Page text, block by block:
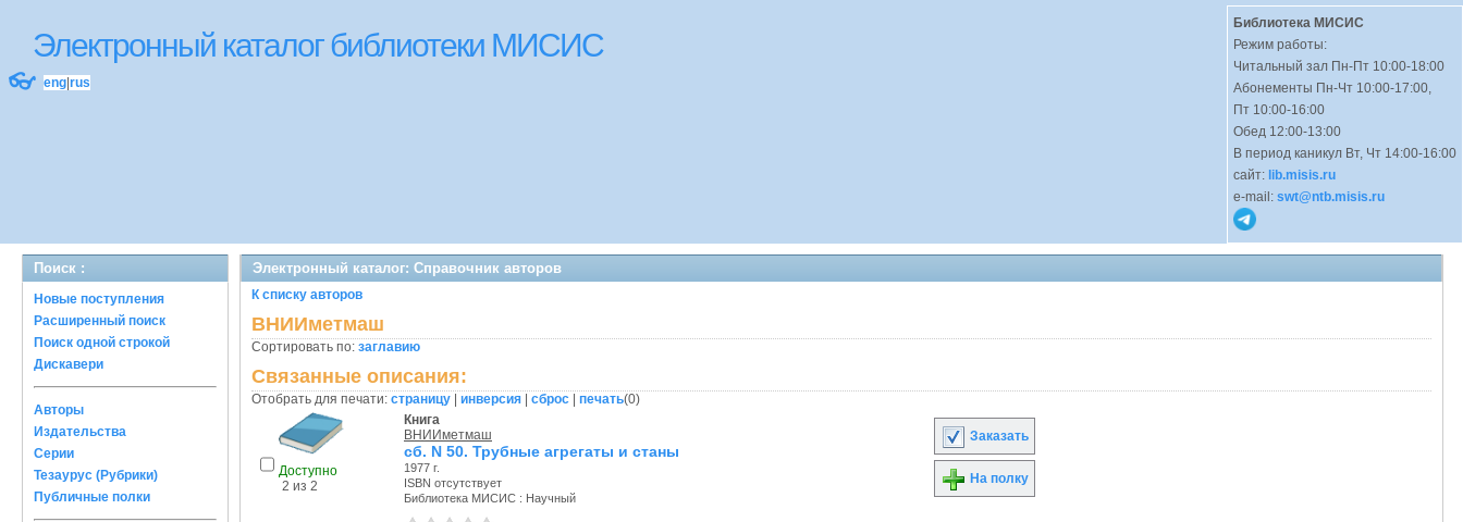
Электронный каталог библиотеки МИСИС
👓 eng rus
Библиотека МИСИС
Режим работы:
Читальный зал Пн-Пт 10:00-18:00
Абонементы Пн-Чт 10:00-17:00,
Пт 10:00-16:00
Обед 12:00-13:00
В период каникул Вт, Чт 14:00-16:00
сайт: lib.misis.ru
e-mail: swt@ntb.misis.ru
Поиск :
Новые поступления
Расширенный поиск
Поиск одной строкой
Дискавери
Авторы
Издательства
Серии
Тезаурус (Рубрики)
Публичные полки
Электронный каталог: Справочник авторов
К списку авторов
ВНИИметмаш
Сортировать по: заглавию
Связанные описания:
Отобрать для печати: страницу инверсия сброс печать(0)
Доступно
2 из 2
Книга
ВНИИметмаш
сб. N 50. Трубные агрегаты и станы
1977 г.
ISBN отсутствует
Библиотека МИСИС : Научный
Заказать
На полку